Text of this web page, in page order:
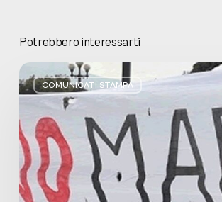
Potrebbero interessarti
COMUNICATI STAMPA
Basta
bugie,
Regione
Lombardia
pratica
l’antimafia
solo
a
parole